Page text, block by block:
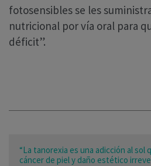
fotosensibles se les
nutricional por vía oral para
déficit”.
“La tanorexia es una adicción al sol
cáncer de piel y daño estético